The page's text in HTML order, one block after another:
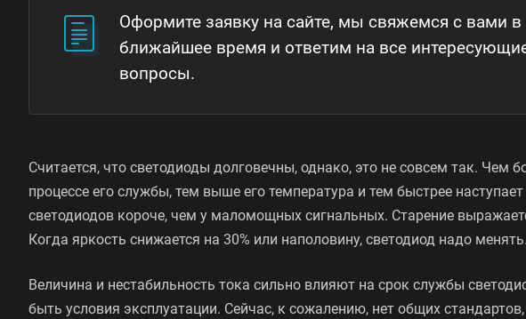
Оформите заявку на сайте, мы свяжемся с вами в
ближайшее время и ответим на все
вопросы.
Считается, что светодиоды долговечны, однако, это не совсем так. Чем
процессе его службы, тем выше его температура и тем быстрее
светодиодов короче, чем у маломощных сигнальных. Старение
Когда яркость снижается на 30% или наполовину, светодиод надо менять.
Величина и нестабильность тока сильно влияют на срок службы
быть условия эксплуатации. Сейчас, к сожалению, нет общих